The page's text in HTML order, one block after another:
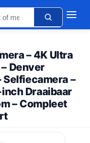
– 4K Ultra
Denver
Selfiecamera –
Draaibaar
– Compleet